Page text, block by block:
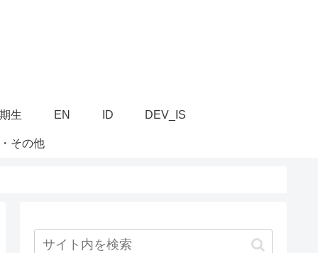
生 EN ID DEV_IS
その他